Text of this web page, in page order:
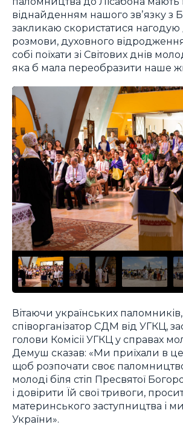
віднайденням нашого звʼязку з
закликаю скористатися нагодую
розмови, духовного
собі поїхати зі Світових днів
яка б мала переобразити наше
Вітаючи українських паломників,
співорганізатор СДМ від УГКЦ,
голови Комісії УГКЦ у справах
Демуш сказав: «Ми приїхали в це
щоб розпочати своє паломництво
молоді біля стіп Пресвятої
і довірити Їй свої тривоги,
материнського заступництва і
України».